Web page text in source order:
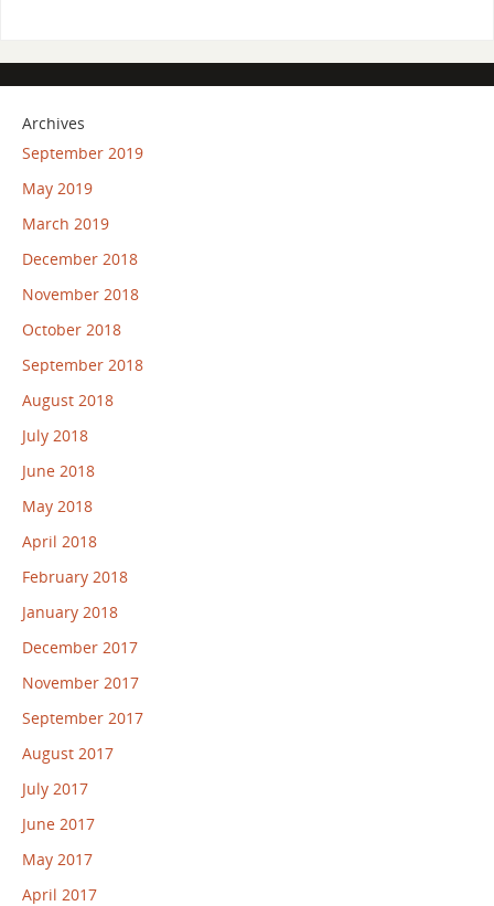
Archives
September 2019
May 2019
March 2019
December 2018
November 2018
October 2018
September 2018
August 2018
July 2018
June 2018
May 2018
April 2018
February 2018
January 2018
December 2017
November 2017
September 2017
August 2017
July 2017
June 2017
May 2017
April 2017